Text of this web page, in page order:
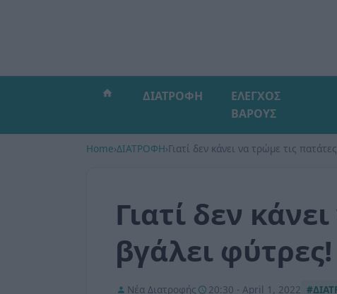
ΔΙΑΤΡΟΦΗ
ΕΛΕΓΧΟΣ
ΒΑΡΟΥΣ
Home›ΔΙΑΤΡΟΦΗ›Γιατί δεν κάνει να τρώμε τις
Γιατί δεν
βγάλει φύτρες!
Νέα Διατροφής 20:30 - April 1, 2022